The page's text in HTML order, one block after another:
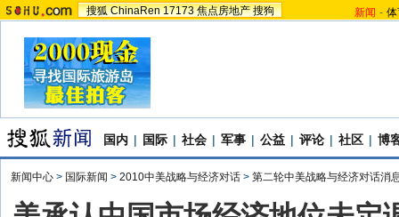
搜狐 ChinaRen 17173 焦点房地产 搜狗 新闻 -
国内 | 国际 | 社会 | 军事 | 公益 | 评论 | 社区 | 博
新闻中心 > 国际新闻 > 2010中美战略与经济对话 > 第二轮中美战略与经济对话消